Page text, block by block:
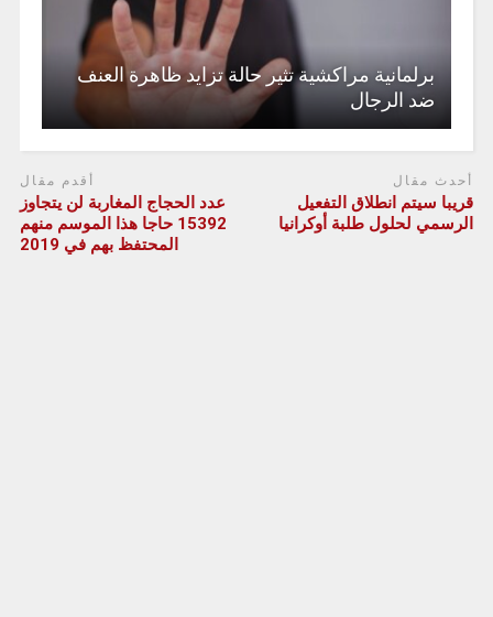
برلمانية مراكشية تثير حالة تزايد ظاهرة العنف
ضد الرجال
أحدث مقال
قريبا سيتم انطلاق التفعيل
الرسمي لحلول طلبة أوكرانيا
أقدم مقال
عدد الحجاج المغاربة لن يتجاوز
15392 حاجا هذا الموسم منهم
المحتفظ بهم في 2019